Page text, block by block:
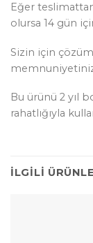
Eğer
olursa 14 gün
Sizin için
Bu ürünü 2 yıl
rahatlığıyla
İLGILI